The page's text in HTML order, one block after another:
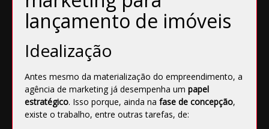
lançamento de imóveis
Idealização
Antes mesmo da materialização do empreendimento, a
agência de marketing já desempenha um papel
estratégico. Isso porque, ainda na fase de concepção,
existe o trabalho, entre outras tarefas, de: